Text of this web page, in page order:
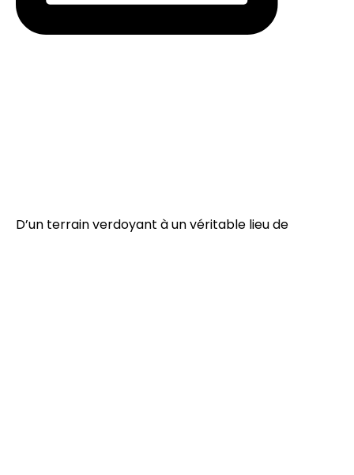
D’un terrain verdoyant à un véritable lieu de